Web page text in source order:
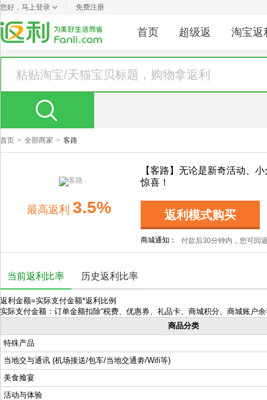
您好， 马上登录 免费注册
首页 超级返 淘宝返
首页 > 全部商家 > 客路
最高返利 3.5%
【客路】无论是新奇活动、
惊喜！
返利模式购买
商城通知： 付款后30分钟内，您可回
当前返利比率 历史返利比率
返利金额=实际支付金额*返利比例
实际支付金额：订单金额扣除“税费、优惠券、礼品卡、商城积分、商城账户
商品分类
特殊产品
当地交与通讯 (机场接送/包车/当地交通劵/Wifi等)
美食飨宴
活动与体验